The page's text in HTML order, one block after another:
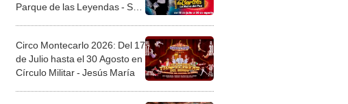
Parque de las Leyendas - San
Circo Montecarlo 2026: Del 17
de Julio hasta el 30 Agosto en
Círculo Militar - Jesús María